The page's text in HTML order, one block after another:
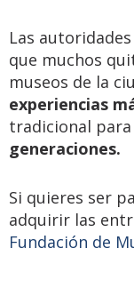
Las
que muchos
museos de la
experiencias
tradicional para
generaciones.
Si quieres ser
adquirir las
Fundación de